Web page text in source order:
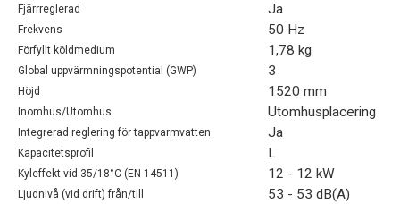
Fjärrreglerad Ja
Frekvens 50 Hz
Förfyllt köldmedium 1,78 kg
Global uppvärmningspotential (GWP) 3
Höjd 1520 mm
Inomhus/Utomhus Utomhusplacering
Integrerad reglering för tappvarmvatten Ja
Kapacitetsprofil L
Kyleffekt vid 35/18°C (EN 14511) 12 - 12 kW
Ljudnivå (vid drift) från/till 53 - 53 dB(A)